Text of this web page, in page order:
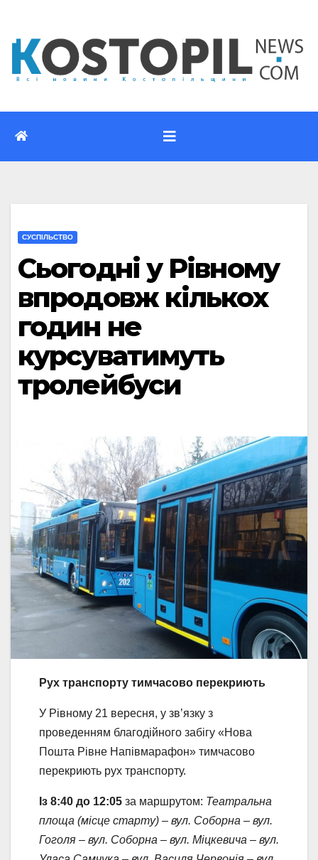
вмісту
CУСПІЛЬСТВО
Сьогодні у Рівному
впродовж кількох
годин не
курсуватимуть
тролейбуси
Рух транспорту тимчасово перекриють
У Рівному 21 вересня, у зв’язку з
проведенням благодійного забігу «Нова
Пошта Рівне Напівмарафон» тимчасово
перекриють рух транспорту.
Із 8:40 до 12:05 за маршрутом: Театральна
площа (місце старту) – вул. Соборна – вул.
Гоголя – вул. Соборна – вул. Міцкевича – вул.